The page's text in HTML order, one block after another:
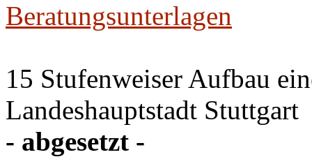
Beratungsunterlagen
15 Stufenweiser Aufbau
Landeshauptstadt Stuttgart
- abgesetzt -